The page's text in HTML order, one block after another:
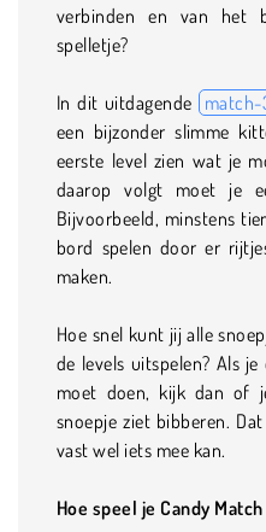
verbinden en van het
spelletje?
In dit uitdagende match-
een bijzonder slimme
eerste level zien wat je
daarop volgt moet je
Bijvoorbeeld, minstens
bord spelen door er
maken.
Hoe snel kunt jij alle
de levels uitspelen? Als
moet doen, kijk dan of
snoepje ziet bibberen.
vast wel iets mee kan.
Hoe speel je Candy Match